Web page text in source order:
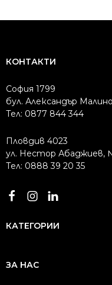
КОНТАКТИ
София 1799
бул. Александър
Тел: 0877 844 344
Пловдив 4023
ул. Нестор Абаджиев,
Тел: 0888 39 20 35
КАТЕГОРИИ
ЗА НАС